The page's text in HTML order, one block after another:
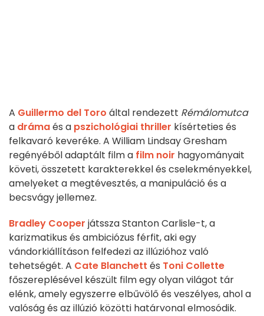
A Guillermo del Toro által rendezett Rémálomutca
a drámaés a pszichológiai thriller kísérteties és
felkavaró keveréke. A William Lindsay Gresham
regényéből adaptált film a film noir hagyományait
követi, összetett karakterekkel és cselekményekkel,
amelyeket a megtévesztés, a manipuláció és a
becsvágy jellemez.
Bradley Cooper játssza Stanton Carlisle-t, a
karizmatikus és ambiciózus férfit, aki egy
vándorkiállításon felfedezi az illúzióhoz való
tehetségét. A Cate Blanchett és Toni Collette
főszereplésével készült film egy olyan világot tár
elénk, amely egyszerre elbűvölő és veszélyes, ahol a
valóság és az illúzió közötti határvonal elmosódik.